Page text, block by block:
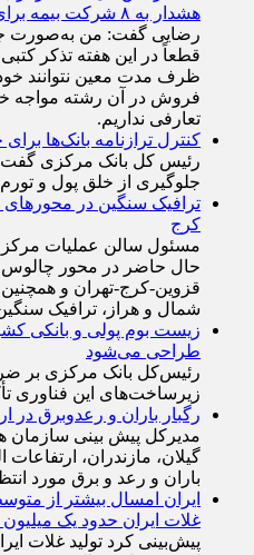
هشدار به ۸ شرکت‌ بیمه برای اصلاح عملکرد
رضایی گفت: من به‌صورت
قطعاً در این هفته تذکر
ظرف مدت معین نتوانند
فروش در آن رشته مواجه
تعارفی نداریم.
کنترل ترازنامه بانک‌ها
رئیس کل بانک مرکزی گفت:
جلوگیری از خلق پول و
ترافیک سنگین در
کرج
مسئول سالن عملیات
حال حاضر در محور چالوس،
قزوین-کرج-تهران و
شمال و هراز، ترافیک
زیست بوم پولی و بانکی
طراحی می‌شود
رئیس‌کل بانک مرکزی بر
زیرساخت‌های این فناوری
رگبار باران و رعدوبرق در
مدیرکل پیش بینی
گیلان، مازندران، ارتفاعات
باران و رعد و برق مورد
غلات ایران حدود یک